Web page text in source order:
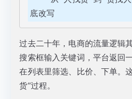
底改写
过去二十年，电商的流量逻辑
搜索框输入关键词，平台返回
在列表里筛选、比价、下单。
货”过程。